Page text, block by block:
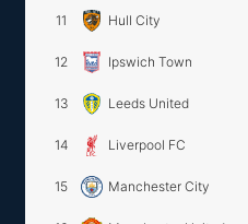
11 Hull City
12 Ipswich Town
13 Leeds United
14 Liverpool FC
15 Manchester City